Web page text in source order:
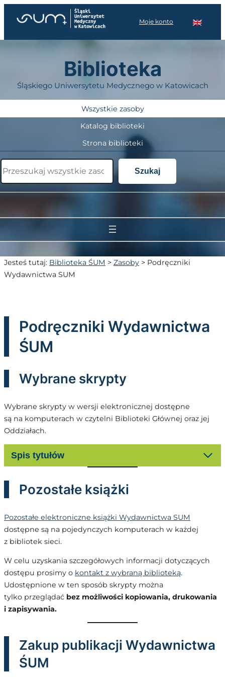
Moje konto
Biblioteka
Śląskiego Uniwersytetu Medycznego w Katowicach
Wszystkie zasoby
Katalog biblioteki
Strona biblioteki
Szukaj
Jesteś tutaj: Biblioteka ŚUM > Zasoby > Podręczniki
Wydawnictwa SUM
Podręczniki Wydawnictwa
ŚUM
Wybrane skrypty
Wybrane skrypty w wersji elektronicznej dostępne
są na komputerach w czytelni Biblioteki Głównej oraz jej
Oddziałach.
Spis tytułów
Pozostałe książki
Pozostałe elektroniczne książki Wydawnictwa SUM
dostępne są na pojedynczych komputerach w każdej
z bibliotek sieci.
W celu uzyskania szczegółowych informacji dotyczących
dostępu prosimy o kontakt z wybraną biblioteką.
Udostępnione w ten sposób skrypty można
tylko przeglądać bez możliwości kopiowania, drukowania
i zapisywania.
Zakup publikacji Wydawnictwa
ŚUM